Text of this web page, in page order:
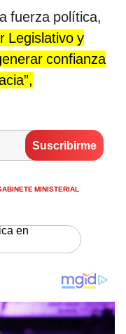
fuerza política,
Legislativo y
confianza
MINISTERIAL
en